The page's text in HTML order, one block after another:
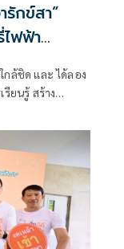
รักข์สา”
ฟฟ้า
ล้ชิด และ ได้ลอง
ยนรู้ สร้าง